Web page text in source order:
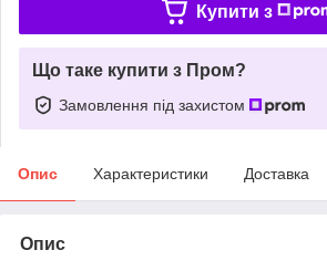
Купити з
Що таке купити з Пром?
Замовлення під захистом
Опис Характеристики Доставка
Опис